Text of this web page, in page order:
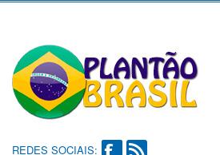
REDES SOCIAIS: